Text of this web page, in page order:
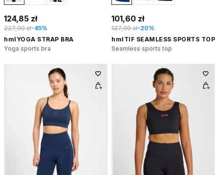
124,85 zł
227,00 zł-45%
hmlYOGA STRAP BRA
Yoga sports bra
101,60 zł
127,00 zł-20%
hmlTIF SEAMLESS SPORTS TOP
Seamless sports top